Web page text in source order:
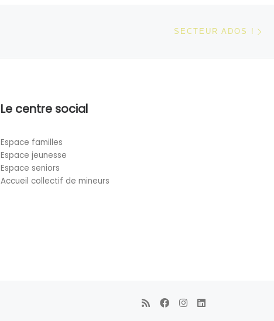
SECTEUR ADOS !
Le centre social
Espace familles
Espace jeunesse
Espace seniors
Accueil collectif de mineurs